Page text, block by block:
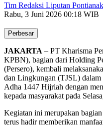
Tim Redaksi Liputan Pontianak
Rabu, 3 Juni 2026 00:18 WIB
Perbesar
JAKARTA – PT Kharisma
KPBN), bagian dari Holding
(Persero), kembali
dan Lingkungan (TJSL)
Adha 1447 Hijriah dengan
kepada masyarakat pada
Kegiatan ini merupakan
terus hadir memberikan